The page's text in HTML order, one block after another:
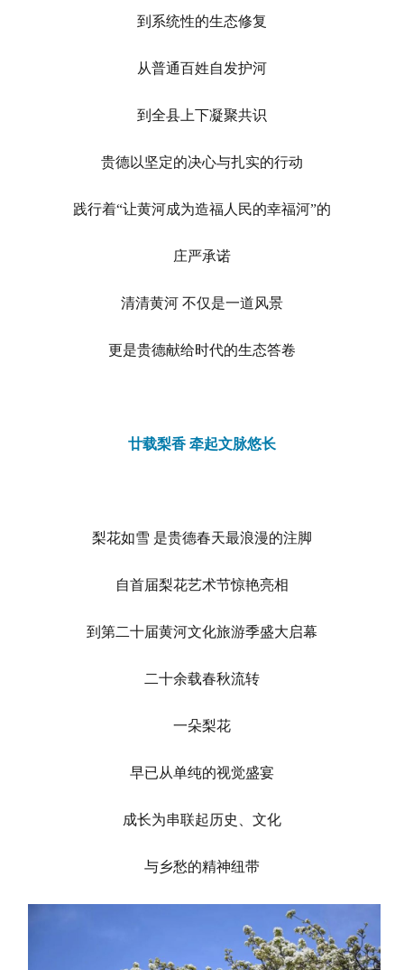
到系统性的生态修复
从普通百姓自发护河
到全县上下凝聚共识
贵德以坚定的决心与扎实的行动
践行着“让黄河成为造福人民的幸福河”的
庄严承诺
清清黄河 不仅是一道风景
更是贵德献给时代的生态答卷
廿载梨香 牵起文脉悠长
梨花如雪 是贵德春天最浪漫的注脚
自首届梨花艺术节惊艳亮相
到第二十届黄河文化旅游季盛大启幕
二十余载春秋流转
一朵梨花
早已从单纯的视觉盛宴
成长为串联起历史、文化
与乡愁的精神纽带